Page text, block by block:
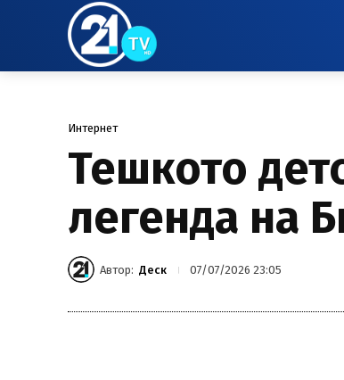
Интернет
Тешкото
легенда на
Автор: Деск 07/07/2026 23:05